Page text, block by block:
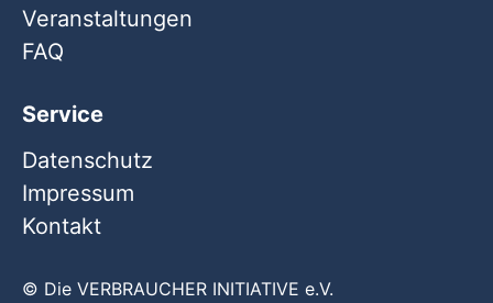
Veranstaltungen
FAQ
Service
Datenschutz
Impressum
Kontakt
© Die VERBRAUCHER INITIATIVE e.V.